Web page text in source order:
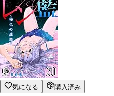
気になる 購入済み